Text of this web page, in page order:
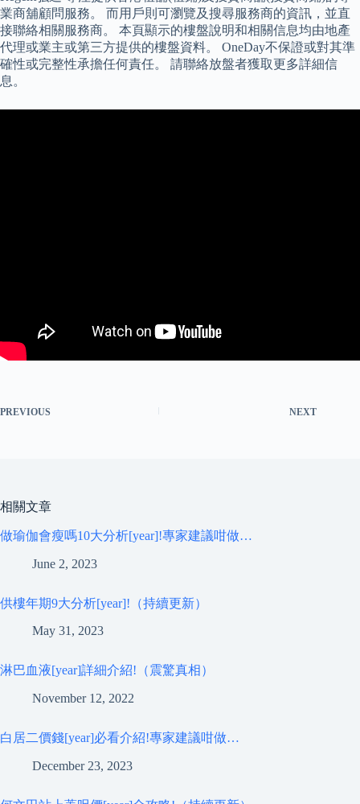
業商舖顧問服務。 而用戶則可瀏覽及搜尋服務商的資訊，並直
接聯絡相關服務商。 本頁顯示的樓盤說明和相關信息均由地產
代理或業主或第三方提供的樓盤資料。 OneDay不保證或對其準
確性或完整性承擔任何責任。 請聯絡放盤者獲取更多詳細信
息。
PREVIOUS NEXT
相關文章
做瑜伽會瘦嗎10大分析[year]!專家建議咁做…
June 2, 2023
供樓年期9大分析[year]!（持續更新）
May 31, 2023
淋巴血液[year]詳細介紹!（震驚真相）
November 12, 2022
白居二價錢[year]必看介紹!專家建議咁做…
December 23, 2023